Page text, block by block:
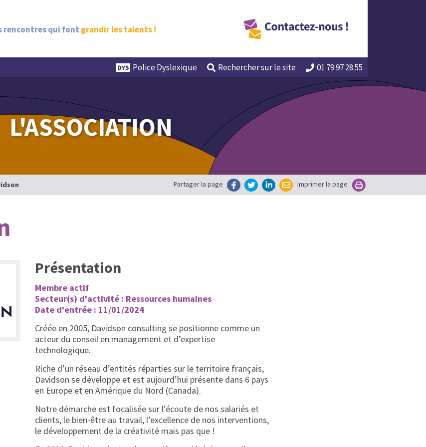
rencontres qui font grandir les talents !
Police Dyslexique Recherchersur le site 01 79 97 28 55
L'ASSOCIATION
Partager la page Imprimer la page
dans un nouvel onglet)
Présentation
Membre actif
Secteur(s) d'activité : Ressources humaines
Date d'entrée : 11/01/2024
Créée en 2005, Davidson consulting se positionne comme un
acteur du conseil en management et d’expertise
technologique.
Riche d’un réseau d’entités réparties sur le territoire français,
Davidson se développe et est aujourd’hui présente dans 6 pays
en Europe et en Amérique du Nord (Canada).
Notre démarche est focalisée sur l’écoute de nos salariés et
clients, le bien-être au travail, l’excellence de nos interventions,
le développement de la créativité mais pas que !